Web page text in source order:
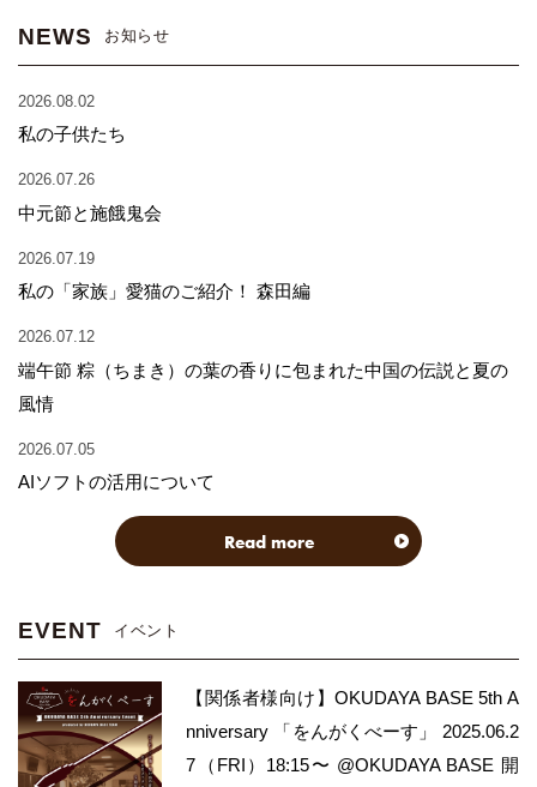
NEWS お知らせ
2026.08.02
私の子供たち
2026.07.26
中元節と施餓鬼会
2026.07.19
私の「家族」愛猫のご紹介！ 森田編
2026.07.12
端午節 粽（ちまき）の葉の香りに包まれた中国の伝説と夏の
風情
2026.07.05
AIソフトの活用について
Read more
EVENT イベント
【関係者様向け】OKUDAYA BASE 5th A
nniversary 「をんがくべーす」 2025.06.2
7（FRI）18:15〜 @OKUDAYA BASE 開